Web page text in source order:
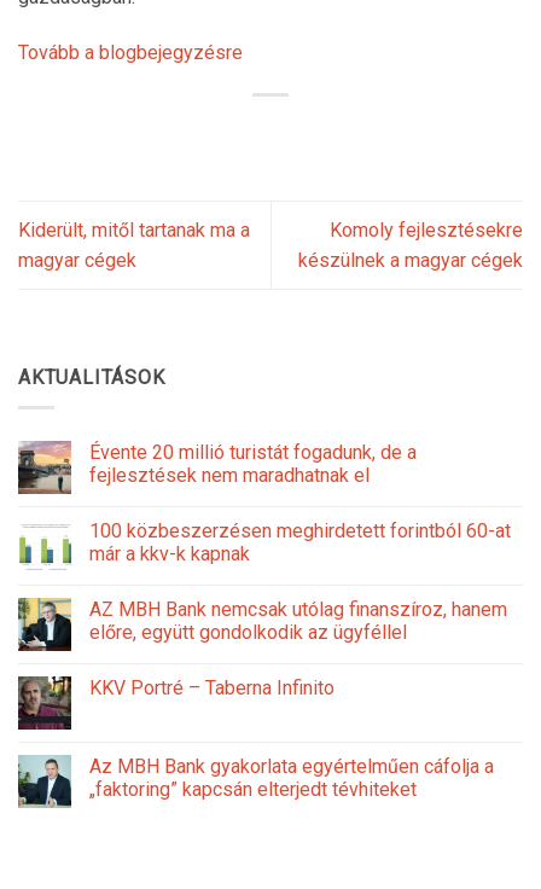
Tovább a blogbejegyzésre
Kiderült, mitől tartanak ma a
magyar cégek
Komoly fejlesztésekre
készülnek a magyar cégek
AKTUALITÁSOK
Évente 20 millió turistát fogadunk, de a
fejlesztések nem maradhatnak el
100 közbeszerzésen meghirdetett forintból 60-at
már a kkv-k kapnak
AZ MBH Bank nemcsak utólag finanszíroz, hanem
előre, együtt gondolkodik az ügyféllel
KKV Portré – Taberna Infinito
Az MBH Bank gyakorlata egyértelműen cáfolja a
„faktoring” kapcsán elterjedt tévhiteket